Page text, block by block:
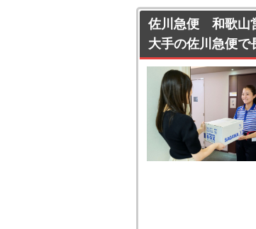
佐川急便 和歌山
大手の佐川急便で